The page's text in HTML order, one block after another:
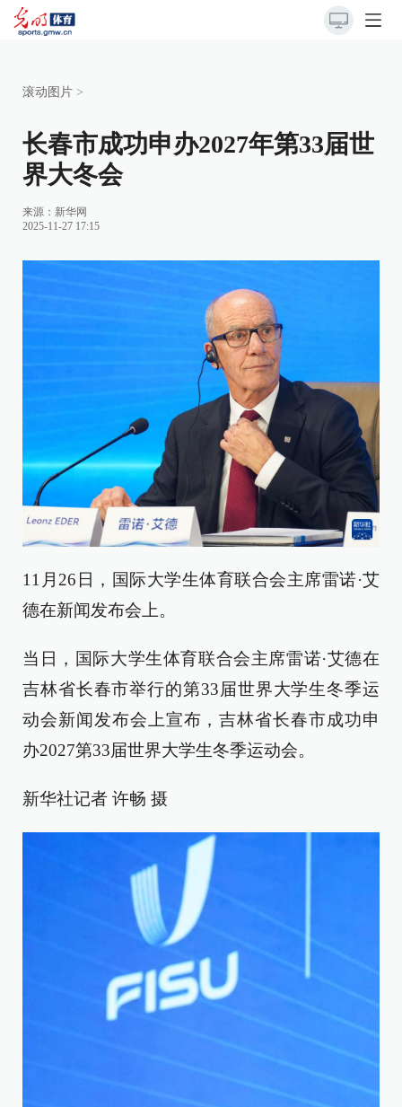
滚动图片 >
长春市成功申办2027年第33届世
界大冬会
来源： 新华网
2025-11-27 17:15
11月26日，国际大学生体育联合会主席雷诺·艾
德在新闻发布会上。
当日，国际大学生体育联合会主席雷诺·艾德在
吉林省长春市举行的第33届世界大学生冬季运
动会新闻发布会上宣布，吉林省长春市成功申
办2027第33届世界大学生冬季运动会。
新华社记者 许畅 摄